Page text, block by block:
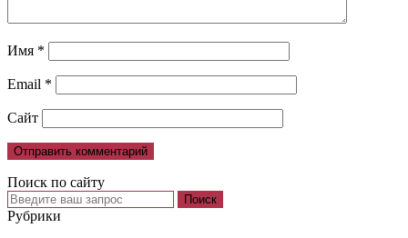
Имя *
Email *
Сайт
Поиск по сайту
Рубрики